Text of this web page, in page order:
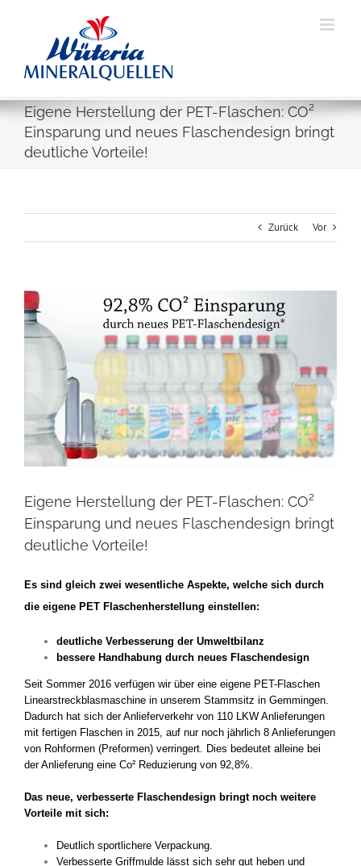
Eigene Herstellung der PET-Flaschen: CO²
Einsparung und neues Flaschendesign bringt
deutliche Vorteile!
Zurück Vor
Zeige
grösseres
Bild
Eigene Herstellung der PET-Flaschen: CO²
Einsparung und neues Flaschendesign bringt
deutliche Vorteile!
Es sind gleich zwei wesentliche Aspekte, welche sich durch
die eigene PET Flaschenherstellung einstellen:
deutliche Verbesserung der Umweltbilanz
bessere Handhabung durch neues Flaschendesign
Seit Sommer 2016 verfügen wir über eine eigene PET-Flaschen
Linearstreckblasmaschine in unserem Stammsitz in Gemmingen.
Dadurch hat sich der Anlieferverkehr von 110 LKW Anlieferungen
mit fertigen Flaschen in 2015, auf nur noch jährlich 8 Anlieferungen
von Rohformen (Preformen) verringert. Dies bedeutet alleine bei
der Anlieferung eine Co² Reduzierung von 92,8%.
Das neue, verbesserte Flaschendesign bringt noch weitere
Vorteile mit sich:
Deutlich sportlichere Verpackung.
Verbesserte Griffmulde lässt sich sehr gut heben und